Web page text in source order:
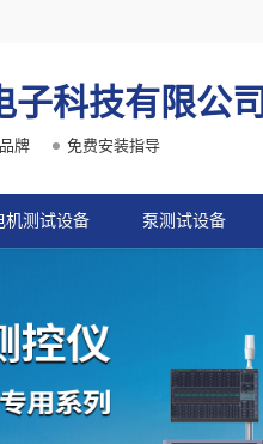
子科技有限公司
牌 免费安装指导
机测试设备 泵测试设备